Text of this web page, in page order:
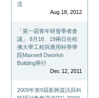
流
Aug 18, 2012
「第一屆青年研發學者會
議」 8月18、19兩日在哈
佛大學工程與應用科學學
院Maxwell Dworkin
Building舉行
Dec 12, 2011
2009年第9屆新興資訊與科